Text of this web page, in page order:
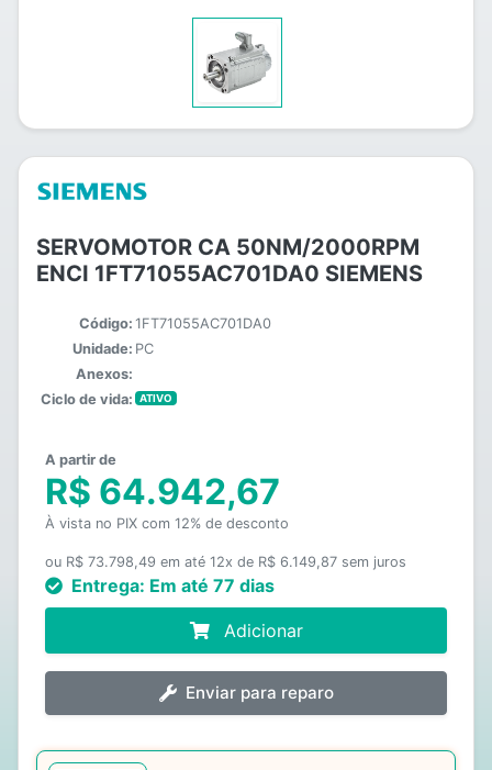
SERVOMOTOR CA 50NM/2000RPM
ENCI 1FT71055AC701DA0 SIEMENS
Código: 1FT71055AC701DA0
Unidade: PC
Anexos:
Ciclo de vida:
ATIVO
A partir de
R$ 64.942,67
À vista no PIX com 12% de desconto
ou R$ 73.798,49 em até 12x de R$ 6.149,87 sem juros
Entrega: Em até 77 dias
Adicionar
Enviar para reparo